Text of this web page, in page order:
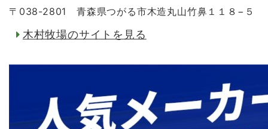
〒038-2801 青森県つがる市木造丸山竹鼻１１８−５
木村牧場のサイトを見る